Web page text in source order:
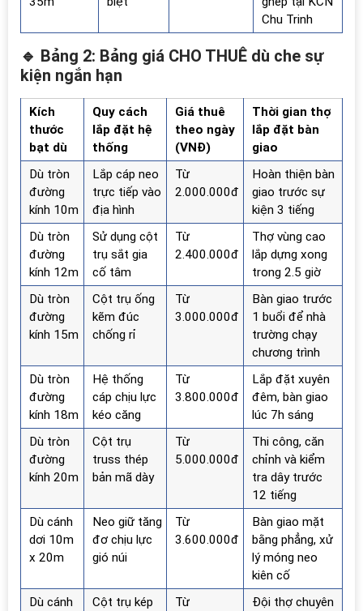
Chu Trinh
🔹 Bảng 2: Bảng giá CHO THUÊ dù che sự
kiện ngắn hạn
Kích
thước
bạt dù
Quy cách
lắp đặt hệ
thống
Giá thuê
theo ngày
(VNĐ)
Thời gian thợ
lắp đặt bàn
giao
Dù tròn
đường
kính 10m
Lắp cáp neo
trực tiếp vào
địa hình
Từ
2.000.000đ
Hoàn thiện bàn
giao trước sự
kiện 3 tiếng
Dù tròn
đường
kính 12m
Sử dụng cột
trụ sắt gia
cố tâm
Từ
2.400.000đ
Thợ vùng cao
lắp dựng xong
trong 2.5 giờ
Dù tròn
đường
kính 15m
Cột trụ ống
kẽm đúc
chống rỉ
Từ
3.000.000đ
Bàn giao trước
1 buổi để nhà
trường chạy
chương trình
Dù tròn
đường
kính 18m
Hệ thống
cáp chịu lực
kéo căng
Từ
3.800.000đ
Lắp đặt xuyên
đêm, bàn giao
lúc 7h sáng
Dù tròn
đường
kính 20m
Cột trụ
truss thép
bản mã dày
Từ
5.000.000đ
Thi công, căn
chỉnh và kiểm
tra dây trước
12 tiếng
Dù cánh
dơi 10m
x 20m
Neo giữ tăng
đơ chịu lực
gió núi
Từ
3.600.000đ
Bàn giao mặt
bằng phẳng, xử
lý móng neo
kiên cố
Dù cánh
Cột trụ kép
Từ
Đội thợ chuyên